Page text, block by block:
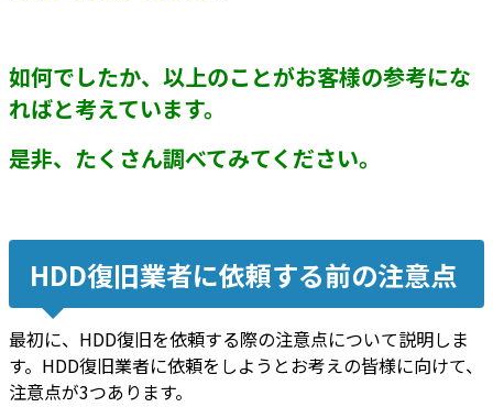
如何でしたか、以上のことがお客様の参考にな
ればと考えています。
是非、たくさん調べてみてください。
HDD復旧業者に依頼する前の注意点
最初に、HDD復旧を依頼する際の注意点について説明しま
す。HDD復旧業者に依頼をしようとお考えの皆様に向けて、
注意点が3つあります。